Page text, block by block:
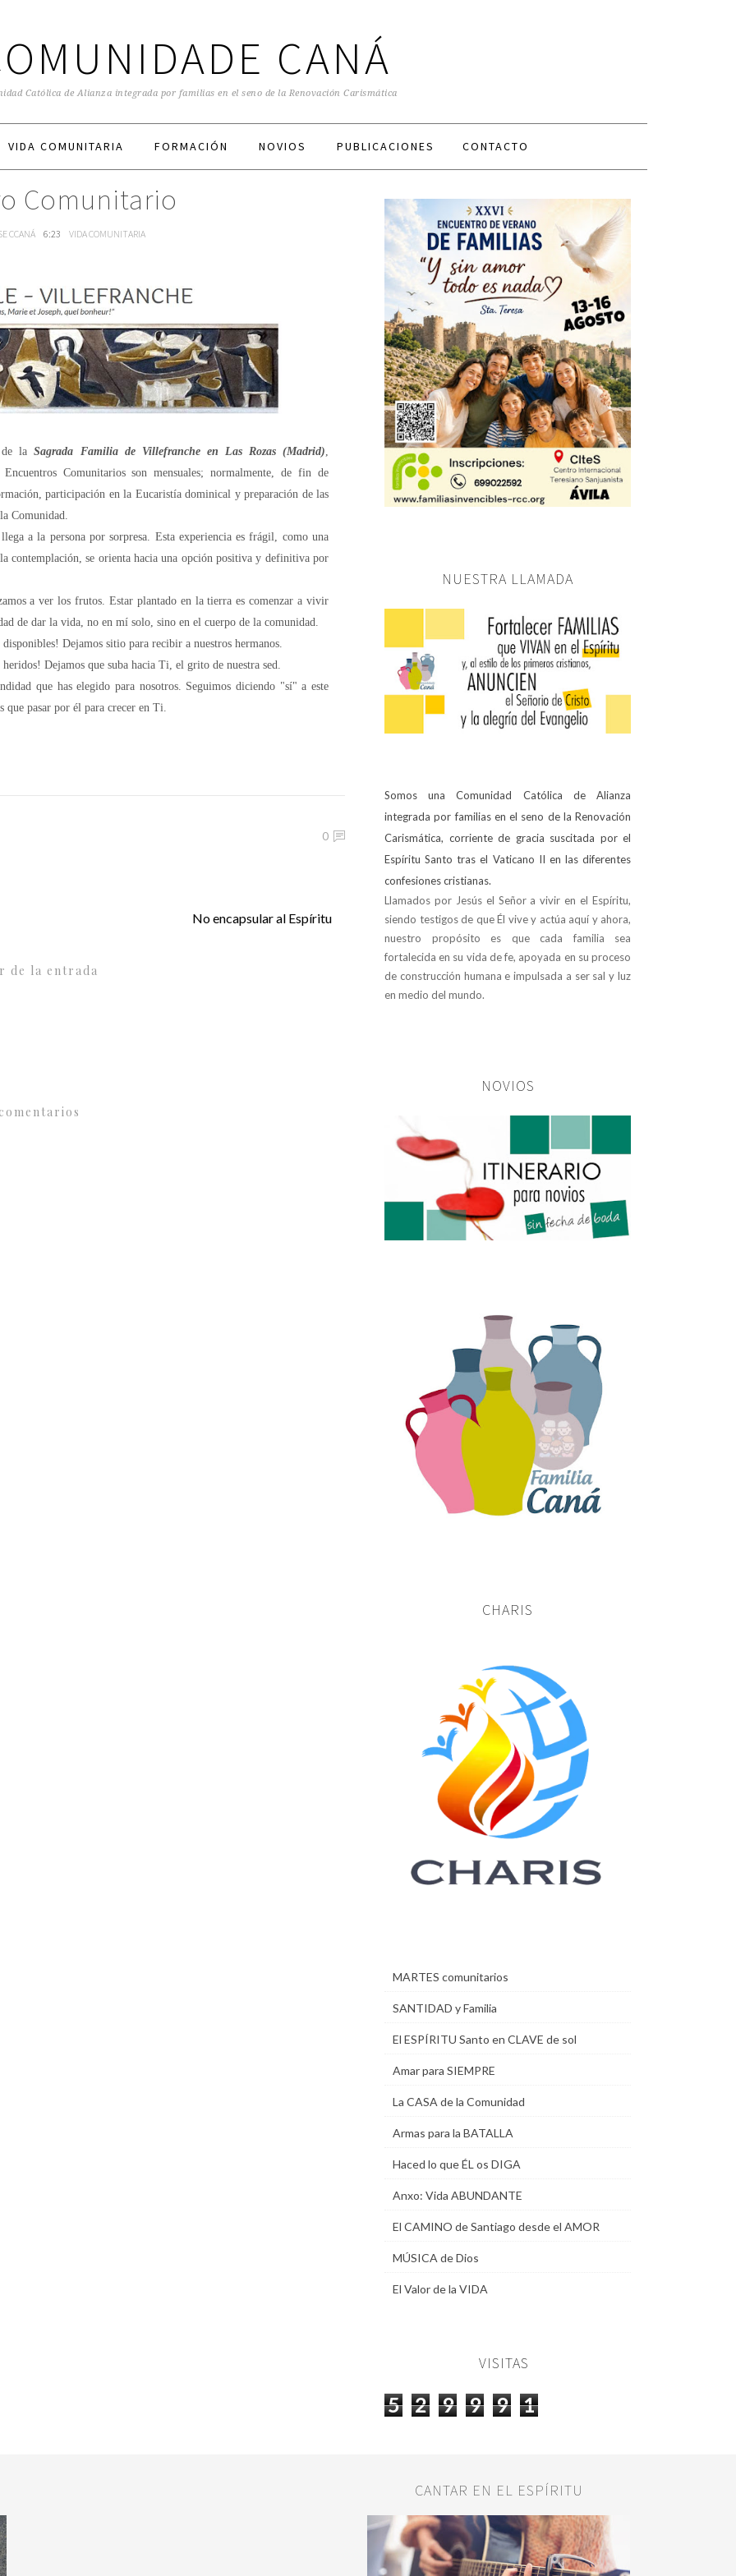
CANÁ
Católica de Alianza integrada por familias en el seno de la Renovación Carismática
VIDA COMUNITARIA FORMACIÓN NOVIOS PUBLICACIONES CONTACTO
Comunitario
CCANÁ 6:23 VIDA COMUNITARIA
de laSagrada Familia de Villefranche en Las Rozas (Madrid),
Encuentros Comunitarios son mensuales; normalmente, de fin de
participación en la Eucaristía dominical y preparación de las
Comunidad.
a la persona por sorpresa. Esta experiencia es frágil, como una
contemplación, se orienta hacia una opción positiva y definitiva por
a ver los frutos. Estar plantado en la tierra es comenzar a vivir
de dar la vida, no en mí solo, sino en el cuerpo de la comunidad.
Dejamos sitio para recibir a nuestros hermanos.
Dejamos que suba hacia Ti, el grito de nuestra sed.
que has elegido para nosotros. Seguimos diciendo "sí" a este
que pasar por él para crecer en Ti.
0
No encapsular al Espíritu
de la entrada
NUESTRA LLAMADA
Somos una Comunidad Católica de Alianza
integrada por familias en el seno de la Renovación
Carismática, corriente de gracia suscitada por el
Espíritu Santo tras el Vaticano II en las diferentes
confesiones cristianas.
Llamados por Jesús el Señor a vivir en el Espíritu,
siendo testigos de que Él vive y actúa aquí y ahora,
nuestro propósito es que cada familia sea
fortalecida en su vida de fe, apoyada en su proceso
de construcción humana e impulsada a ser sal y luz
en medio del mundo.
NOVIOS
CHARIS
MARTES comunitarios
SANTIDAD y Familia
El ESPÍRITU Santo en CLAVE de sol
Amar para SIEMPRE
La CASA de la Comunidad
Armas para la BATALLA
Haced lo que ÉL os DIGA
Anxo: Vida ABUNDANTE
El CAMINO de Santiago desde el AMOR
MÚSICA de Dios
El Valor de la VIDA
VISITAS
5 2 9 9 9 1
CANTAR EN EL ESPÍRITU